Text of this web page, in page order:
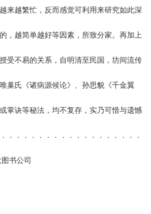
来越繁忙，反而感觉可利用来研究如此深
，越简单越好等因素，所致分家。再加上
受不易的关系，自明清至民国，坊间流传
巢氏《诸病源候论》、孙思貌《千金翼
掌诀等秘法，均不复存，实乃可惜与遗憾
．．．．．．．．．．．．．．．．．．
书公司